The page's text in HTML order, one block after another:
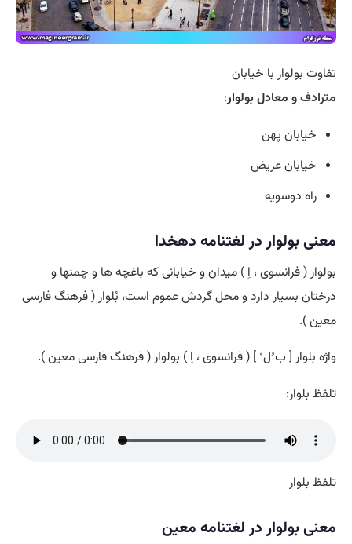
تفاوت بولوار با خیابان
مترادفو معادل بولوار:
خیابان پهن
خیابان عریض
راه دوسویه
معنی بولوار در لغتنامه دهخدا
بولوار ( فرانسوی ، اِ ) میدان و خیابانی که باغچه ها و چمنها و
درختان بسیار دارد و محل گردش عموم است، بُلوار ( فرهنگ فارسی
معین ).
واژه بلوار [ ب ُل ْ ] ( فرانسوی ، اِ ) بولوار ( فرهنگ فارسی معین ).
تلفظ بلوار:
تلفظ بلوار
معنی بولوار در لغتنامه معین